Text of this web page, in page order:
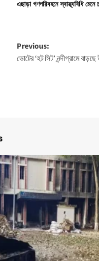
এছাড়া গণপরিবহনে স্বাস্থ্যবিধি মেনে
Post
navigation
Previous:
ভোটের ‘হট সিট’ নন্দীগ্রামে